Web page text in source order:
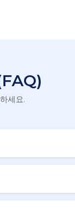
세요.